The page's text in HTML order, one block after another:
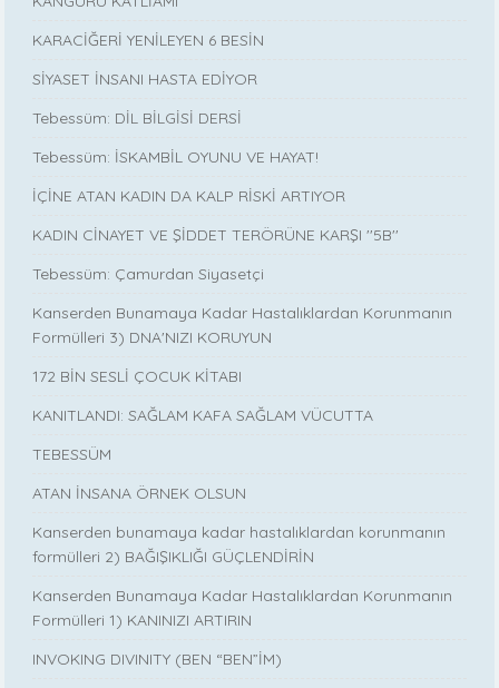
KARACİĞERİ YENİLEYEN 6 BESİN
SİYASET İNSANI HASTA EDİYOR
Tebessüm: DİL BİLGİSİ DERSİ
Tebessüm: İSKAMBİL OYUNU VE HAYAT!
İÇİNE ATAN KADIN DA KALP RİSKİ ARTIYOR
KADIN CİNAYET VE ŞİDDET TERÖRÜNE KARŞI ''5B''
Tebessüm: Çamurdan Siyasetçi
Kanserden Bunamaya Kadar Hastalıklardan Korunmanın
Formülleri 3) DNA'NIZI KORUYUN
172 BİN SESLİ ÇOCUK KİTABI
KANITLANDI: SAĞLAM KAFA SAĞLAM VÜCUTTA
TEBESSÜM
ATAN İNSANA ÖRNEK OLSUN
Kanserden bunamaya kadar hastalıklardan korunmanın
formülleri 2) BAĞIŞIKLIĞI GÜÇLENDİRİN
Kanserden Bunamaya Kadar Hastalıklardan Korunmanın
Formülleri 1) KANINIZI ARTIRIN
INVOKING DIVINITY (BEN “BEN”İM)